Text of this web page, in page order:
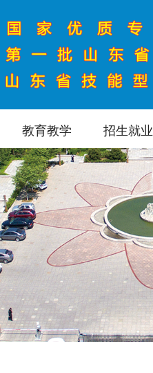
教育教学 招生就业